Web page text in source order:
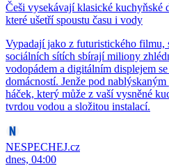
Češi vysekávají klasické kuchyňské
které ušetří spoustu času i vody
Vypadají jako z futuristického filmu,
sociálních sítích sbírají miliony
vodopádem a digitálním displejem
domácností. Jenže pod
háček, který může z vaší vysněné
tvrdou vodou a složitou instalací.
NESPECHEJ.cz
dnes, 04:00